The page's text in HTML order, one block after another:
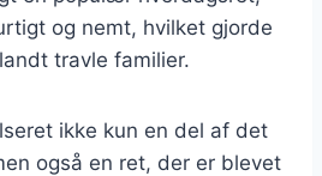
og nemt, hvilket gjorde
travle familier.
ikke kun en del af det
også en ret, der er blevet